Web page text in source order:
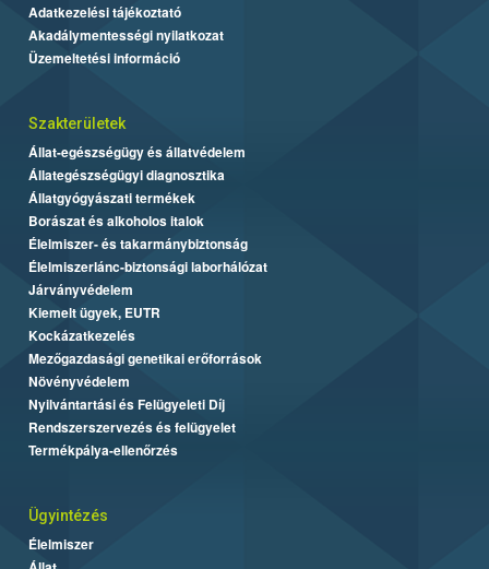
Adatkezelési tájékoztató
Akadálymentességi nyilatkozat
Üzemeltetési információ
Szakterületek
Állat-egészségügy és állatvédelem
Állategészségügyi diagnosztika
Állatgyógyászati termékek
Borászat és alkoholos italok
Élelmiszer- és takarmánybiztonság
Élelmiszerlánc-biztonsági laborhálózat
Járványvédelem
Kiemelt ügyek, EUTR
Kockázatkezelés
Mezőgazdasági genetikai erőforrások
Növényvédelem
Nyilvántartási és Felügyeleti Díj
Rendszerszervezés és felügyelet
Termékpálya-ellenőrzés
Ügyintézés
Élelmiszer